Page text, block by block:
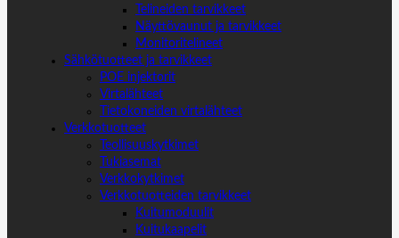
Telineiden tarvikkeet
Näyttövaunut ja tarvikkeet
Monitoritelineet
Sähkötuotteet ja tarvikkeet
POE injektorit
Virtalähteet
Tietokoneiden virtalähteet
Verkkotuotteet
Teollisuuskytkimet
Tukiasemat
Verkkokytkimet
Verkkotuotteiden tarvikkeet
Kuitumoduulit
Kuitukaapelit